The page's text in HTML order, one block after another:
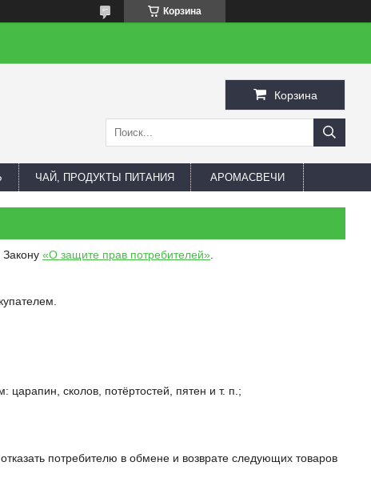
Корзина
Корзина
ЧАЙ, ПРОДУКТЫ ПИТАНИЯ АРОМАСВЕЧИ
«О защите прав потребителей»
сколов, потёртостей, пятен и т. п.;
потребителю в обмене и возврате следующих товаров